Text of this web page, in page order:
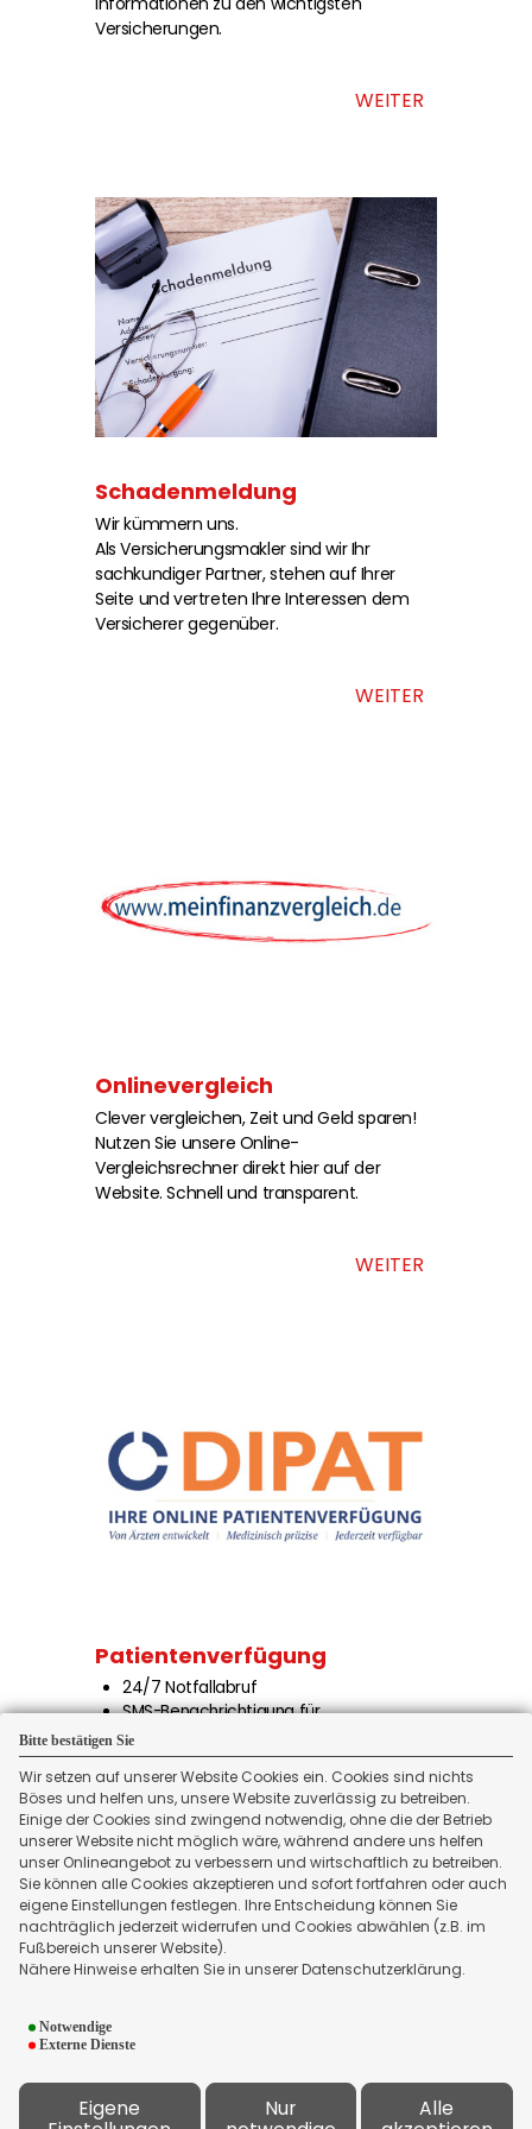
Bitte bestätigen Sie
Wir setzen auf unserer Website Cookies ein. Cookies sind nichts
Böses und helfen uns, unsere Website zuverlässig zu betreiben.
Einige der Cookies sind zwingend notwendig, ohne die der Betrieb
unserer Website nicht möglich wäre, während andere uns helfen
unser Onlineangebot zu verbessern und wirtschaftlich zu betreiben.
Sie können alle Cookies akzeptieren und sofort fortfahren oder auch
eigene Einstellungen festlegen. Ihre Entscheidung können Sie
nachträglich jederzeit widerrufen und Cookies abwählen (z.B. im
Fußbereich unserer Website).
Nähere Hinweise erhalten Sie in unserer Datenschutzerklärung.
Notwendige
Externe Dienste
Eigene
Nur
Alle
Versicherungen.
WEITER
Schadenmeldung
Wir kümmern uns.
Als Versicherungsmakler sind wir Ihr
sachkundiger Partner, stehen auf Ihrer
Seite und vertreten Ihre Interessen dem
Versicherer gegenüber.
WEITER
Onlinevergleich
Clever vergleichen, Zeit und Geld sparen!
Nutzen Sie unsere Online-
Vergleichsrechner direkt hier auf der
Website. Schnell und transparent.
WEITER
Patienten­verfügung
24/7 Notfallabruf
SMS-Benachrichtigung für
Kontaktpersonen
inkl. Betreuungsverfügung &
Organspendewunsch
inkl. Vorsorgevollmacht &
Sorgerechtsverfügung
Erinnerungen zur Aktualisierung
WEITER
Kontakt